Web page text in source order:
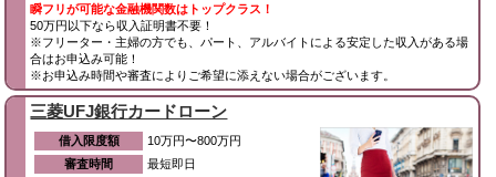
瞬フリが可能な金融機関数はトップクラス！
50万円以下なら収入証明書不要！
※フリーター・主婦の方でも、パート、アルバイトによる安定した収入がある場
合はお申込み可能！
※お申込み時間や審査によりご希望に添えない場合がございます。
三菱UFJ銀行カードローン
借入限度額
10万円〜800万円
審査時間
最短即日